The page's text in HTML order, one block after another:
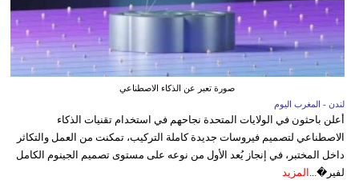
صورة تعبر عن الذكاء الاصطناعي
لندن - المغرب اليوم
أعلن باحثون في الولايات المتحدة نجاحهم في استخدام تقنيات الذكاء
الاصطناعي لتصميم فيروسات جديدة كاملة التركيب، تمكنت من العمل والتكاثر
داخل المختبر، في إنجاز يُعد الأول من نوعه على مستوى تصميم الجينوم الكامل
لفير�... المزيد